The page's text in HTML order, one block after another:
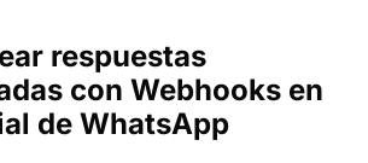
respuestas
con Webhooks en
de WhatsApp